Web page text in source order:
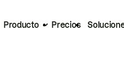
Producto Precios